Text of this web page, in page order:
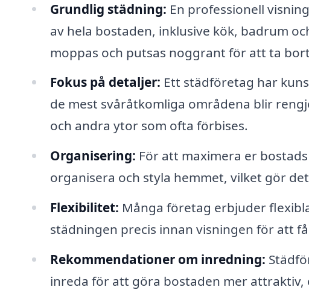
Grundlig städning: En professionell
av hela bostaden, inklusive kök, badrum
moppas och putsas noggrant för att ta
Fokus på detaljer: Ett städföretag har
de mest svåråtkomliga områdena blir
och andra ytor som ofta förbises.
Organisering: För att maximera er
organisera och styla hemmet, vilket gör
Flexibilitet: Många företag erbjuder
städningen precis innan visningen för att
Rekommendationer om inredning:
inreda för att göra bostaden mer